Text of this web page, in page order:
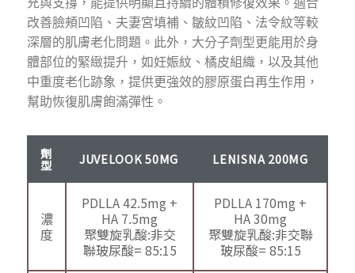
充與支撐，能提供明顯且持續的體積修復效果。適合
改善臉頰凹陷、夫妻宮填補、皺紋凹陷、法令紋等較
深層的肌膚老化問題。此外，大分子劑型更能用於身
體部位的緊緻提升，如妊娠紋、橘皮組織，以及其他
中重度老化跡象，提供更強效的膠原蛋白再生作用，
幫助恢復肌膚飽滿彈性。
劑
型 JUVELOOK 50MG LENISNA 200MG
濃
度
PDLLA 42.5mg +
HA 7.5mg
聚雙旋乳酸:非交
聯玻尿酸= 85:15
PDLLA 170mg +
HA 30mg
聚雙旋乳酸:非交聯
玻尿酸= 85:15